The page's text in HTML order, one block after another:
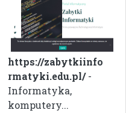
https://zabytkiinfo
rmatyki.edu.pl/-
Informatyka,
komputery...